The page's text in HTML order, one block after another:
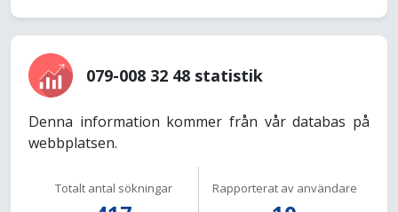
079-008 32 48 statistik
Denna information kommer från vår databas på
webbplatsen.
Totalt antal sökningar Rapporterat av användare